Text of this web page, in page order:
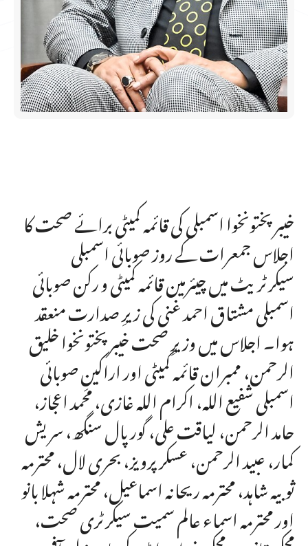
خیبر پختونخوا اسمبلی کی قائمہ کمیٹی برائے صحت کا
اجلاس جمعرات کے روز صوبائی اسمبلی
سیکرٹریٹ میں چیئرمین قائمہ کمیٹی و رکن صوبائی
اسمبلی مشتاق احمد غنی کی زیرِ صدارت منعقد
ہوا۔ اجلاس میں وزیرِ صحت خیبر پختونخوا خلیق
الرحمن، ممبران قائمہ کمیٹی اور اراکینِ صوبائی
اسمبلی شفیع اللہ، اکرام اللہ غازی، محمد اعجاز،
حامد الرحمن، لیاقت علی، گورپال سنگھ، سریش
کمار، عبید الرحمن، عسکر پرویز، بحری لال، محترمہ
ثوبیہ شاہد، محترمہ ریحانہ اسماعیل، محترمہ شہلا بانو
اور محترمہ اسماء عالم سمیت سیکرٹری صحت،